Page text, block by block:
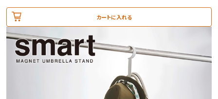
カートに入れる